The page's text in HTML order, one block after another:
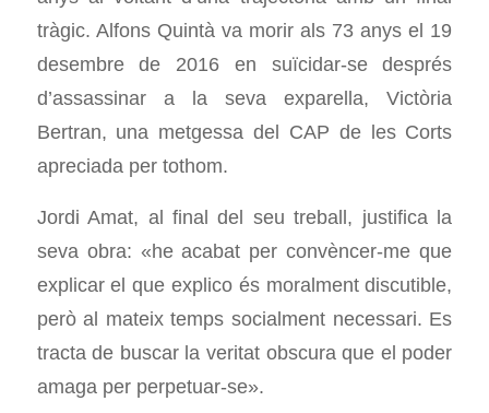
tràgic. Alfons Quintà va morir als 73 anys el 19
desembre de 2016 en suïcidar-se després
d’assassinar a la seva exparella, Victòria
Bertran, una metgessa del CAP de les Corts
apreciada per tothom.
Jordi Amat, al final del seu treball, justifica la
seva obra: «he acabat per convèncer-me que
explicar el que explico és moralment discutible,
però al mateix temps socialment necessari. Es
tracta de buscar la veritat obscura que el poder
amaga per perpetuar-se».